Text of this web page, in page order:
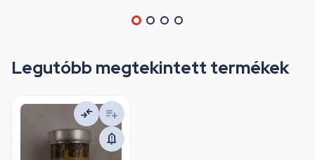
Legutóbb megtekintett termékek